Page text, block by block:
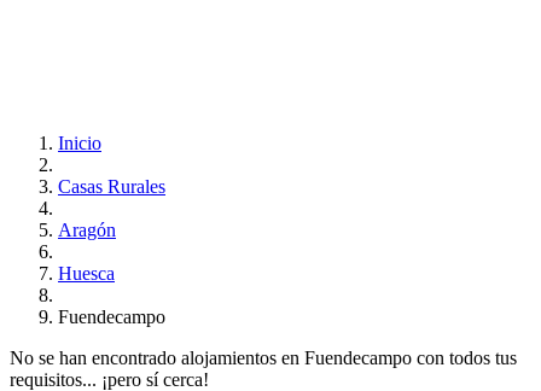
Inicio
Casas Rurales
Aragón
Huesca
Fuendecampo
No se han encontrado alojamientos en Fuendecampo con todos tus
requisitos... ¡pero sí cerca!